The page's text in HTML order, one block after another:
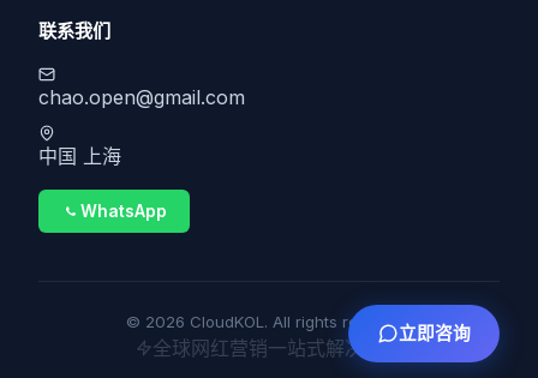
联系我们
chao.open@gmail.com
中国 上海
WhatsApp
© 2026 CloudKOL. All rights reserved.
全球网红营销一站式解决方案
立即咨询